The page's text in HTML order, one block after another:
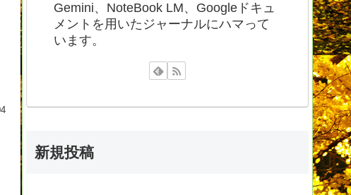
Gemini、NoteBook LM、Googleドキュ
メントを用いたジャーナルにハマって
います。
新規投稿